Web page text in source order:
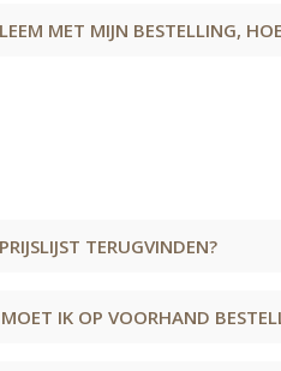
MET MIJN BESTELLING,
TERUGVINDEN?
IK OP VOORHAND